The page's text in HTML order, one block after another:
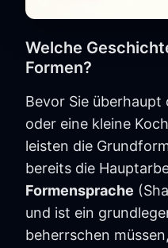
Welche
Formen?
Bevor Sie überhaupt
oder eine kleine
leisten die
bereits die
Formensprache
und ist ein
beherrschen